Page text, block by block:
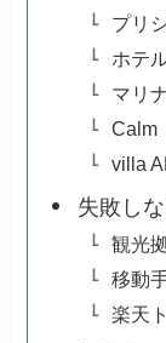
プリ
ホテ
マリ
Calm
villa
失敗し
観光
移動
楽天